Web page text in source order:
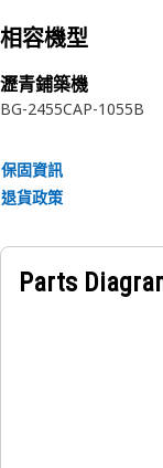
相容機型
瀝青鋪築機
BG-2455CAP-1055B
保固資訊
退貨政策
Parts